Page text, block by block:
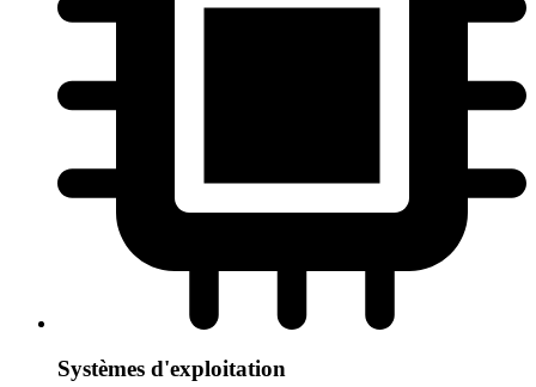
Systèmes d'exploitation